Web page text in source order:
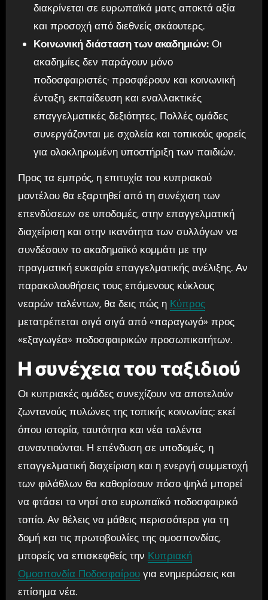
διακρίνεται σε ευρωπαϊκά ματς αποκτά αξία
και προσοχή από διεθνείς σκάουτερς.
Κοινωνική διάσταση των ακαδημιών:Οι
ακαδημίες δεν παράγουν μόνο
ποδοσφαιριστές· προσφέρουν και κοινωνική
ένταξη, εκπαίδευση και εναλλακτικές
επαγγελματικές δεξιότητες. Πολλές ομάδες
συνεργάζονται με σχολεία και τοπικούς φορείς
για ολοκληρωμένη υποστήριξη των παιδιών.
Προς τα εμπρός, η επιτυχία του κυπριακού
μοντέλου θα εξαρτηθεί από τη συνέχιση των
επενδύσεων σε υποδομές, στην επαγγελματική
διαχείριση και στην ικανότητα των συλλόγων να
συνδέσουν το ακαδημαϊκό κομμάτι με την
πραγματική ευκαιρία επαγγελματικής ανέλιξης. Αν
παρακολουθήσεις τους επόμενους κύκλους
νεαρών ταλέντων, θα δεις πώς η Κύπρος
μετατρέπεται σιγά σιγά από «παραγωγό» προς
«εξαγωγέα» ποδοσφαιρικών προσωπικοτήτων.
Η συνέχεια του ταξιδιού
Οι κυπριακές ομάδες συνεχίζουν να αποτελούν
ζωντανούς πυλώνες της τοπικής κοινωνίας: εκεί
όπου ιστορία, ταυτότητα και νέα ταλέντα
συναντιούνται. Η επένδυση σε υποδομές, η
επαγγελματική διαχείριση και η ενεργή συμμετοχή
των φιλάθλων θα καθορίσουν πόσο ψηλά μπορεί
να φτάσει το νησί στο ευρωπαϊκό ποδοσφαιρικό
τοπίο. Αν θέλεις να μάθεις περισσότερα για τη
δομή και τις πρωτοβουλίες της ομοσπονδίας,
μπορείς να επισκεφθείς την Κυπριακή
Ομοσπονδία Ποδοσφαίρουγια ενημερώσεις και
επίσημα νέα.